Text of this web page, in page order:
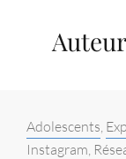
Categories:
Adolescents
Instagram